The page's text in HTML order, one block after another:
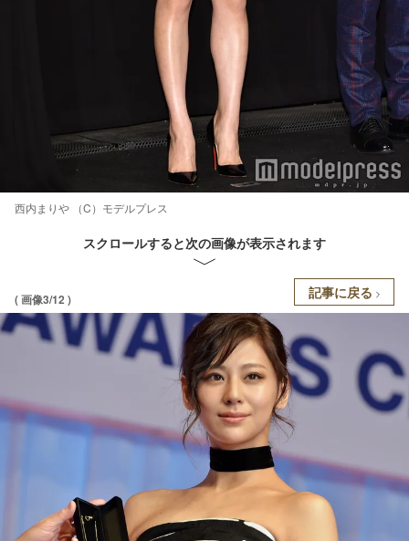
西内まりや （C）モデルプレス
スクロールすると次の画像が表示されます
( 画像3/12 ) 記事に戻る